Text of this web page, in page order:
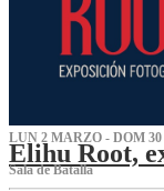
LUN 2 MARZO - DOM
Elihu Root,
Sala de Batalla